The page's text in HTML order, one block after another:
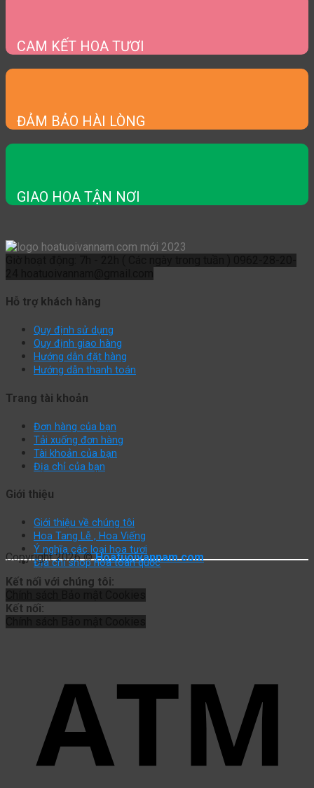
CAM KẾT HOA TƯƠI
ĐẢM BẢO HÀI LÒNG
GIAO HOA TẬN NƠI
Hỗ trợ khách hàng
Quy định sử dụng
Quy định giao hàng
Hướng dẫn đặt hàng
Hướng dẫn thanh toán
Trang tài khoản
Đơn hàng của bạn
Tải xuống đơn hàng
Tài khoản của bạn
Địa chỉ của bạn
Giới thiệu
Giới thiệu về chúng tôi
Hoa Tang Lễ , Hoa Viếng
Ý nghĩa các loại hoa tươi
Địa chỉ shop hoa toàn quốc
Copyright 2026 ©Hoatuoivannam.com
Kết nối với chúng tôi:
Kết nối: